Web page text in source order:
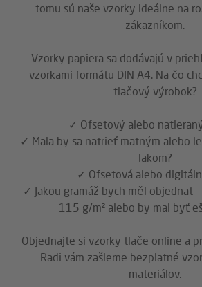
tomu sú naše vzorky ideálne na
zákazníkom.
Vzorky papiera sa dodávajú v
vzorkami formátu DIN A4. Na čo
tlačový výrobok?
✓ Ofsetový alebo
✓ Mala by sa natrieť matným alebo
lakom?
✓ Ofsetová alebo
✓ Jakou gramáž bych měl objednat -
115 g/m² alebo by mal byť
Objednajte si vzorky tlače online a
Radi vám zašleme bezplatné
materiálov.